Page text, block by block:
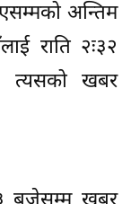
अन्तिम
राति २ः३२
त्यसको खबर